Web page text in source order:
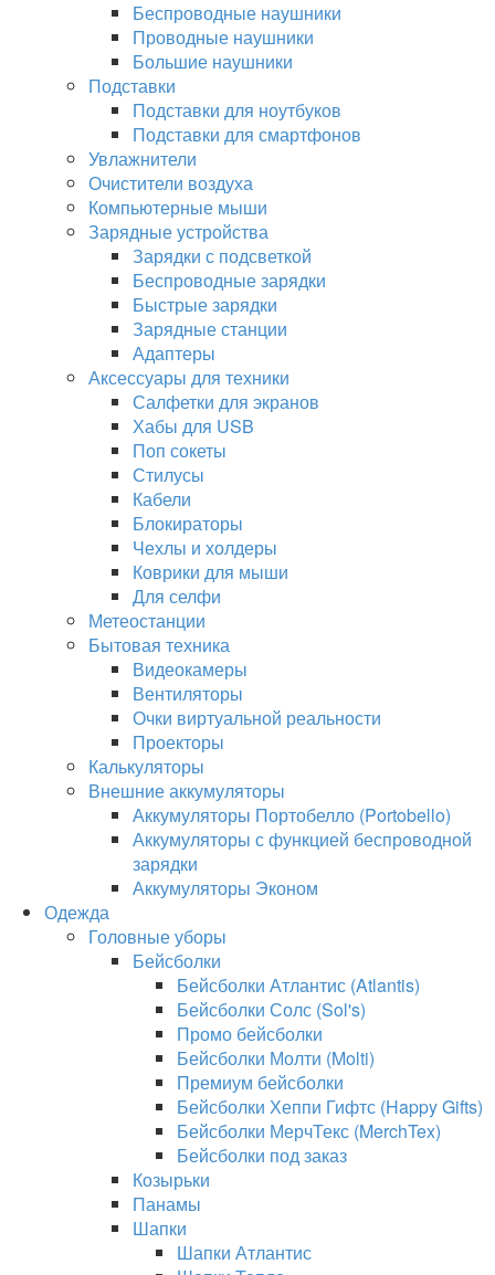
Беспроводные наушники
Проводные наушники
Большие наушники
Подставки
Подставки для ноутбуков
Подставки для смартфонов
Увлажнители
Очистители воздуха
Компьютерные мыши
Зарядные устройства
Зарядки с подсветкой
Беспроводные зарядки
Быстрые зарядки
Зарядные станции
Адаптеры
Аксессуары для техники
Салфетки для экранов
Хабы для USB
Поп сокеты
Стилусы
Кабели
Блокираторы
Чехлы и холдеры
Коврики для мыши
Для селфи
Метеостанции
Бытовая техника
Видеокамеры
Вентиляторы
Очки виртуальной реальности
Проекторы
Калькуляторы
Внешние аккумуляторы
Аккумуляторы Портобелло (Portobello)
Аккумуляторы с функцией беспроводной
зарядки
Аккумуляторы Эконом
Одежда
Головные уборы
Бейсболки
Бейсболки Атлантис (Atlantis)
Бейсболки Солс (Sol's)
Промо бейсболки
Бейсболки Молти (Molti)
Премиум бейсболки
Бейсболки Хеппи Гифтс (Happy Gifts)
Бейсболки МерчТекс (MerchTex)
Бейсболки под заказ
Козырьки
Панамы
Шапки
Шапки Атлантис